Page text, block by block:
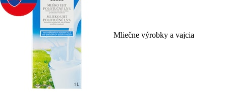
Mliečne výrobky a vajcia